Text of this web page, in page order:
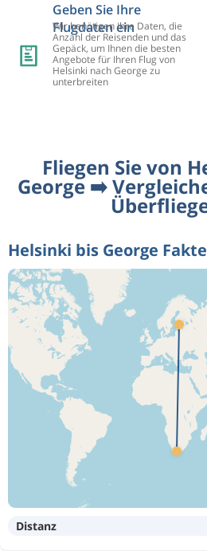
Geben Sie Ihre
Flugdaten ein
Wir benötigen Ihre Daten, die
Anzahl der Reisenden und das
Gepäck, um Ihnen die besten
Angebote für Ihren Flug von
Helsinki nach George zu
unterbreiten
Fliegen Sie von
George ➡️
Helsinki bis George
Distanz